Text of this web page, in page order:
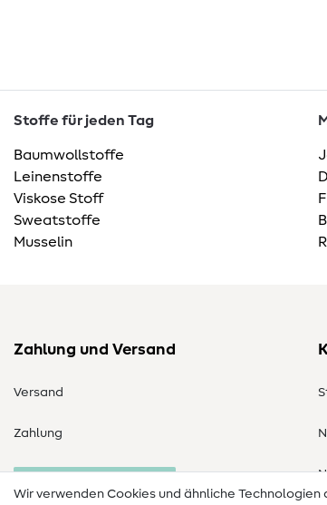
Stoffe für jeden Tag
Baumwollstoffe
Leinenstoffe
Viskose Stoff
Sweatstoffe
Musselin
Zahlung und Versand
Versand
Zahlung
Wir verwenden Cookies und ähnliche